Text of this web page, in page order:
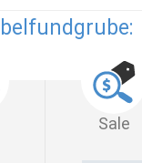
Sale